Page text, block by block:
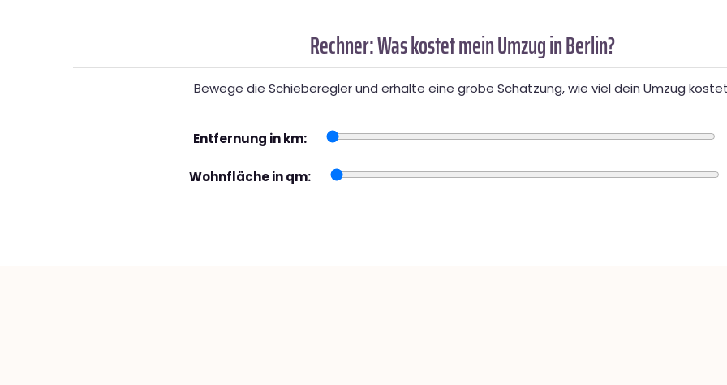
Rechner: Was kostet mein Umzug in Berlin?
Bewege die Schieberegler und erhalte eine grobe Schätzung, wie viel dein Umzug
Entfernung in km:
Wohnfläche in qm: